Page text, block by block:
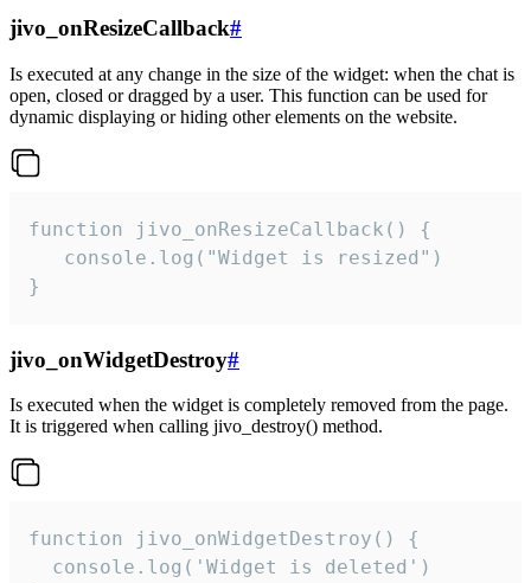
jivo_onResizeCallback#
Is executed at any change in the size of the widget: when the chat is
open, closed or dragged by a user. This function can be used for
dynamic displaying or hiding other elements on the website.
function jivo_onResizeCallback() {
   console.log("Widget is resized")
}
jivo_onWidgetDestroy#
Is executed when the widget is completely removed from the page.
It is triggered when calling jivo_destroy() method.
function jivo_onWidgetDestroy() {
  console.log('Widget is deleted')